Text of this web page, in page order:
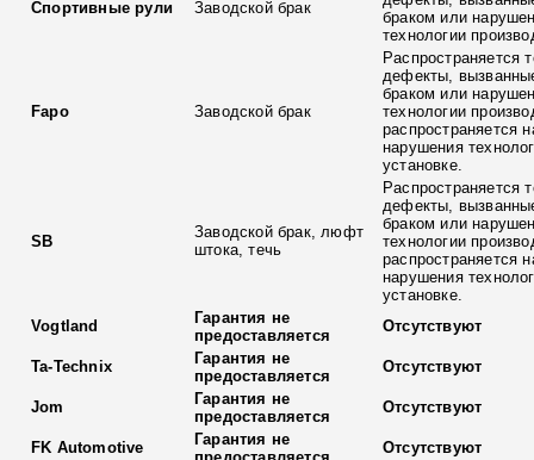
Спортивные рули Заводской брак
браком или
технологии
Fapo Заводской брак
Распространяется
дефекты,
браком или
технологии
распространяется
нарушения
установке.
SB
Заводской брак, люфт
штока, течь
Распространяется
дефекты,
браком или
технологии
распространяется
нарушения
установке.
Vogtland
Гарантия не
предоставляется
Отсутствуют
Ta-Technix
Гарантия не
предоставляется
Отсутствуют
Jom
Гарантия не
предоставляется
Отсутствуют
FK Automotive
Гарантия не
Отсутствуют